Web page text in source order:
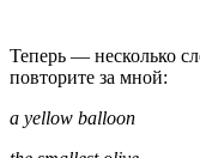
Теперь — несколько
повторите за мной:
a yellow balloon